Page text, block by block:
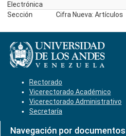
Electrónica
Sección Cifra Nueva: Artículos
Rectorado
Vicerectorado Académico
Vicerectorado Administrativo
Secretaría
Navegación por documentos